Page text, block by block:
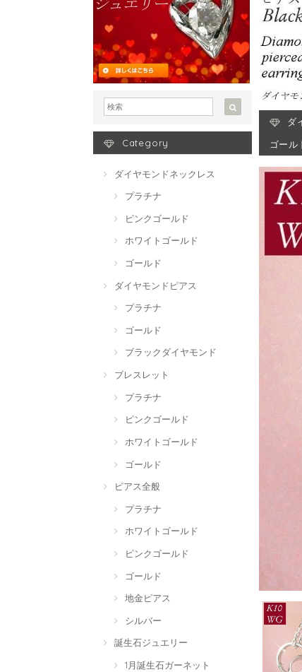
Category
ダイヤモンドネックレス
プラチナ
ピンクゴールド
ホワイトゴールド
ゴールド
ダイヤモンドピアス
プラチナ
ゴールド
ブラックダイヤモンド
ブレスレット
プラチナ
ピンクゴールド
ホワイトゴールド
ゴールド
ピアス全般
プラチナ
ホワイトゴールド
ピンクゴールド
ゴールド
地金ピアス
シルバー
誕生石ジュエリー
1月誕生石ガーネット
ダ
ゴール